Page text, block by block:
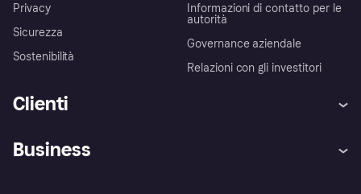
Privacy
Sicurezza
Sostenibilità
Informazioni di contatto per le
autorità
Governance aziendale
Relazioni con gli investitori
Clienti
Business